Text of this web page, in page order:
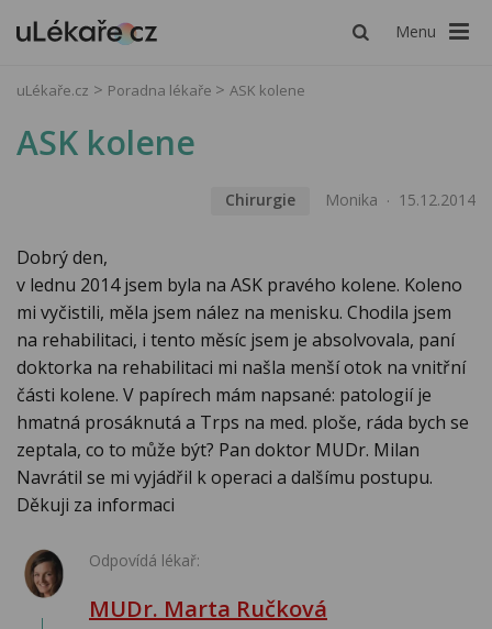
Menu
uLékaře.cz Poradna lékaře ASK kolene
ASK kolene
Chirurgie Monika 15.12.2014
Dobrý den,
v lednu 2014 jsem byla na ASK pravého kolene. Koleno
mi vyčistili, měla jsem nález na menisku. Chodila jsem
na rehabilitaci, i tento měsíc jsem je absolvovala, paní
doktorka na rehabilitaci mi našla menší otok na vnitřní
části kolene. V papírech mám napsané: patologií je
hmatná prosáknutá a Trps na med. ploše, ráda bych se
zeptala, co to může být? Pan doktor MUDr. Milan
Navrátil se mi vyjádřil k operaci a dalšímu postupu.
Děkuji za informaci
Odpovídá lékař:
MUDr. Marta Ručková